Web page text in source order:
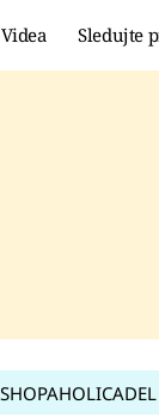
Videa Sledujte
SHOPAHOLICADEL